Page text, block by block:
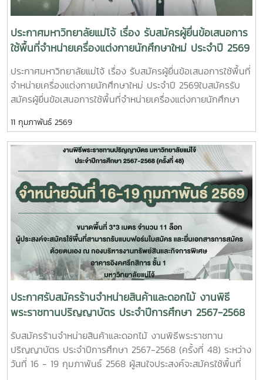
ประกาศมหาวิทยาลัยแม่โจ้ เรื่อง รับสมัครผู้ยื่นข้อเสนอการ
ใช้พื้นที่จำหน่ายเครื่องแต่งกายนักศึกษาใหม่ ประจำปี 2569
ประกาศมหาวิทยาลัยแม่โจ้ เรื่อง รับสมัครผู้ยื่นข้อเสนอการใช้พื้นที่
จำหน่ายเครื่องแต่งกายนักศึกษาใหม่ ประจำปี 2569ใบสมัครรับ
สมัครผู้ยื่นข้อเสนอการใช้พื้นที่จำหน่ายเครื่องแต่งกายนักศึกษา
2569 จำหน่ายเครื่องแต่งกายนักศึกษาใหม่ ประจำปี 2569 ใน
ระหว่างวันที่ 20 มิถุนายน – 1 กรกฎาคม 2569 หรือภายในช่วง
เวลาที่มหาวิทยาลัยกำหนด ให้แก่นักศึกษามหาวิทยาลัยแม่โจ้ ผู้
สนใจประสงค์จะยื่นข้อเสนอการใช้พื้นที่สามารถรับแบบฟอร์มใบ
สมัครได้ที่ กองบริหารงานทรัพย์สินและกิจการพิเศษ อาคารอิงค
ศรีกสิการ ชั้น 1 มหาวิทยาลัยแม่โจ้
11 กุมภาพันธ์ 2569
ประกาศรับสมัครร้านจำหน่ายสินค้าและดอกไม้ งานพิธี
พระราชทานปริญญาบัตร ประจำปีการศึกษา 2567-2568
(ครั้งที่ 48)
รับสมัครร้านจำหน่ายสินค้าและดอกไม้ งานพิธีพระราชทาน
ปริญญาบัตร ประจำปีการศึกษา 2567-2568 (ครั้งที่ 48) ระหว่าง
วันที่ 16 - 19 กุมภาพันธ์ 2568 ผู้สนใจประสงค์จะสมัครใช้พื้นที่